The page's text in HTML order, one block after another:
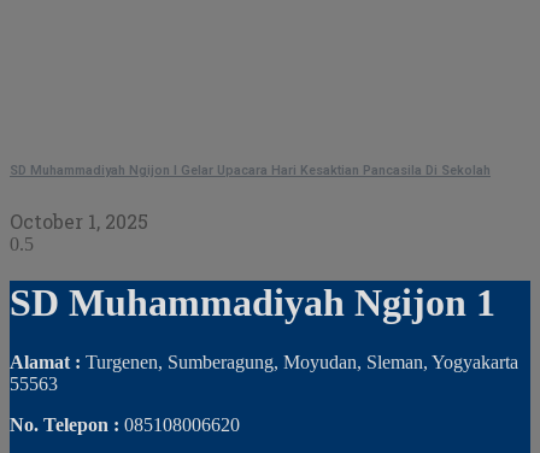
SD Muhammadiyah Ngijon I Gelar Upacara Hari Kesaktian Pancasila Di Sekolah
October 1, 2025
SD Muhammadiyah Ngijon 1
Alamat : Turgenen, Sumberagung, Moyudan, Sleman, Yogyakarta
55563
No. Telepon : 085108006620